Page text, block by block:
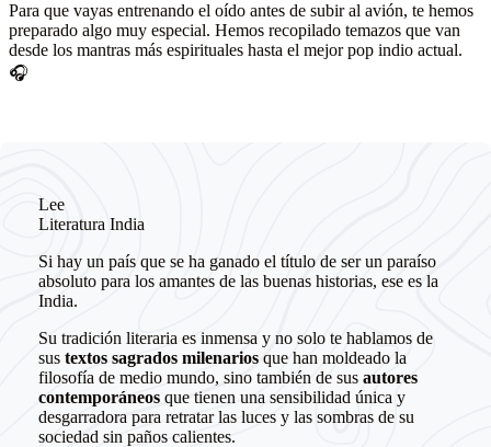
Para que vayas entrenando el oído antes de subir al avión, te hemos
preparado algo muy especial. Hemos recopilado temazos que van
desde los mantras más espirituales hasta el mejor pop indio actual.
🎧
Lee
Literatura India
Si hay un país que se ha ganado el título de ser un paraíso
absoluto para los amantes de las buenas historias, ese es la
India.
Su tradición literaria es inmensa y no solo te hablamos de
sus textos sagrados milenariosque han moldeado la
filosofía de medio mundo, sino también de sus autores
contemporáneosque tienen una sensibilidad única y
desgarradora para retratar las luces y las sombras de su
sociedad sin paños calientes.